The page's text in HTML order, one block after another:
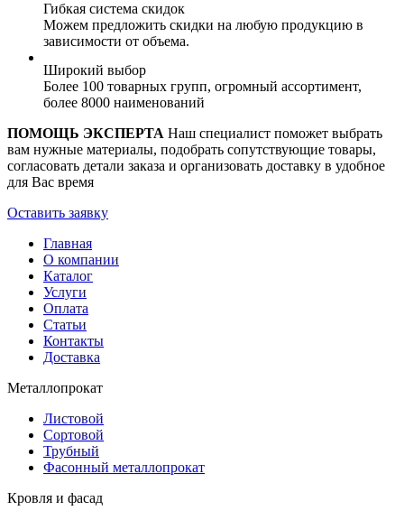
Гибкая система скидок
Можем предложить скидки на любую продукцию в
зависимости от объема.
Широкий выбор
Более 100 товарных групп, огромный ассортимент,
более 8000 наименований
ПОМОЩЬ ЭКСПЕРТА Наш специалист поможет выбрать
вам нужные материалы, подобрать сопутствующие товары,
согласовать детали заказа и организовать доставку в удобное
для Вас время
Оставить заявку
Главная
О компании
Каталог
Услуги
Оплата
Статьи
Контакты
Доставка
Металлопрокат
Листовой
Сортовой
Трубный
Фасонный металлопрокат
Кровля и фасад